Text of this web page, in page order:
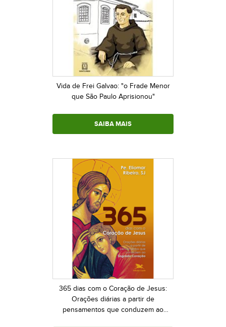
Vida de Frei Galvao: "o Frade Menor
que São Paulo Aprisionou"
SAIBA MAIS
365 dias com o Coração de Jesus:
Orações diárias a partir de
pensamentos que conduzem ao